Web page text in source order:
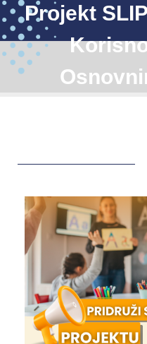
Projekt